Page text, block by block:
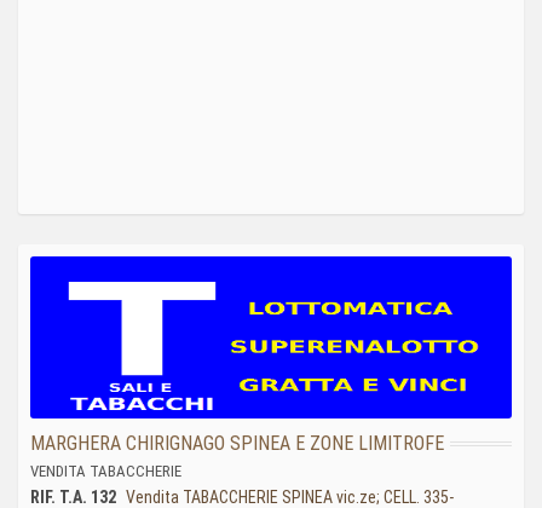
MARGHERA CHIRIGNAGO SPINEA E ZONE LIMITROFE
VENDITA TABACCHERIE
RIF. T.A. 132 Vendita TABACCHERIE SPINEA vic.ze; CELL. 335-